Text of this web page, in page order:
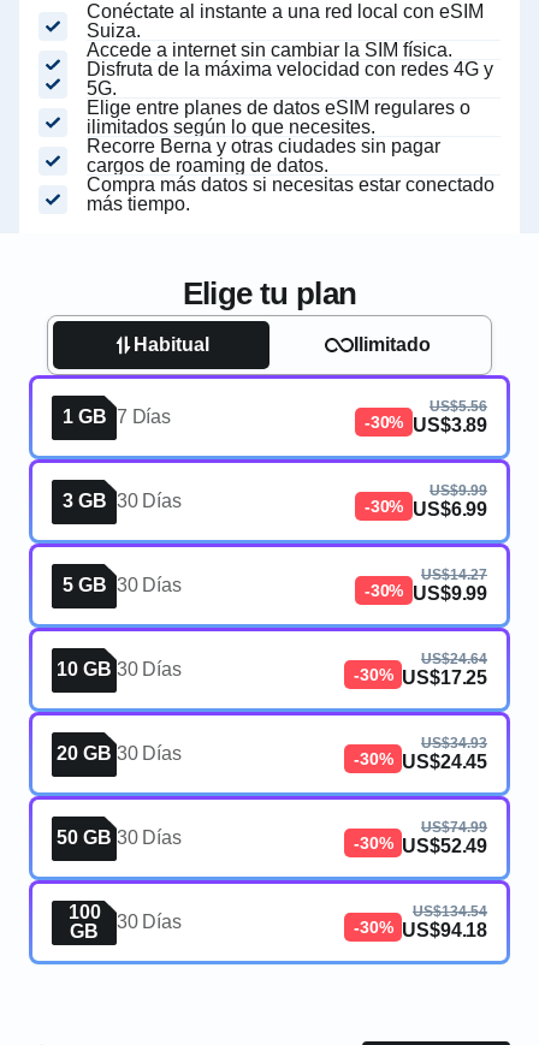
Conéctate al instante a una red local con eSIM
Suiza.
Accede a internet sin cambiar la SIM física.
Disfruta de la máxima velocidad con redes 4G y
5G.
Elige entre planes de datos eSIM regulares o
ilimitados según lo que necesites.
Recorre Berna y otras ciudades sin pagar
cargos de roaming de datos.
Compra más datos si necesitas estar conectado
más tiempo.
Elige tu plan
Habitual Ilimitado
1 GB 7 Días -30%
US$5.56
US$3.89
3 GB 30 Días -30%
US$9.99
US$6.99
5 GB 30 Días -30%
US$14.27
US$9.99
10 GB 30 Días -30%
US$24.64
US$17.25
20 GB 30 Días -30%
US$34.93
US$24.45
50 GB 30 Días -30%
US$74.99
US$52.49
100
GB
30 Días -30%
US$134.54
US$94.18